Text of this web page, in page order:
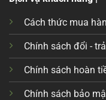
Cách thức mua
Chính sách đổi - trả
Chính sách hoàn
Chính sách bảo